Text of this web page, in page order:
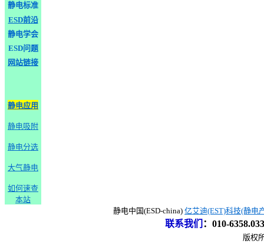
静电标准
ESD前沿
静电学会
ESD问题
网站链接
静电应用
静电吸附
静电分选
大气静电
如何速查
本站
静电中国(ESD-china) 亿艾迪(EST)科技(静电
联系我们 ： 010-
版权